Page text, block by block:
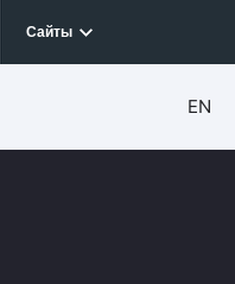
Сайты
EN